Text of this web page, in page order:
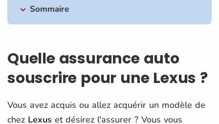
Sommaire
Quelle assurance auto
souscrire pour une Lexus ?
Vous avez acquis ou allez acquérir un modèle de
chez Lexus et désirez l'assurer ? Vous vous